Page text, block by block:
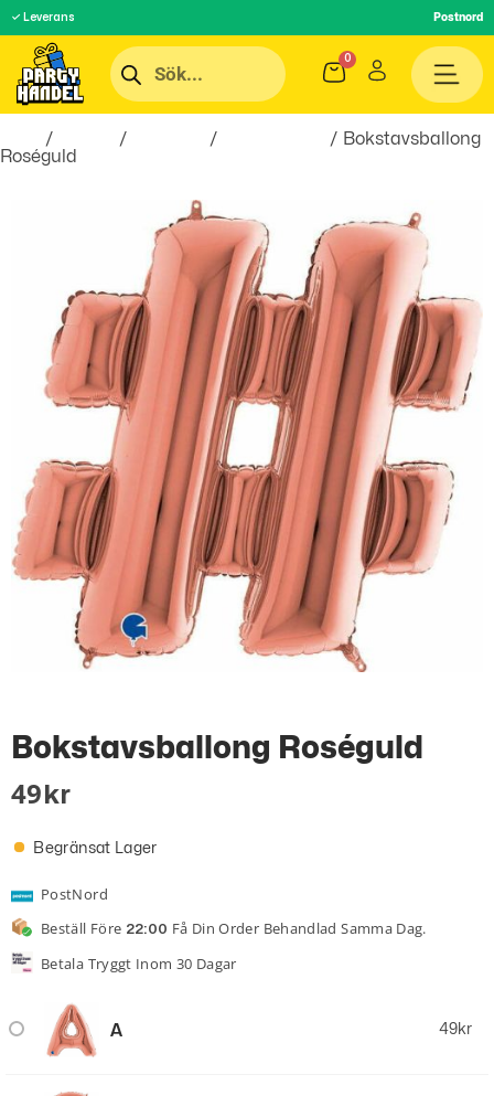
✓ Leverans Postnord
/ / /
/ Bokstavsballong
Roséguld
Bokstavsballong Roséguld
49 Kr
Begränsat Lager
PostNord
Beställ Före 22:00 Få Din Order Behandlad Samma Dag.
Betala Tryggt Inom 30 Dagar
A 49kr